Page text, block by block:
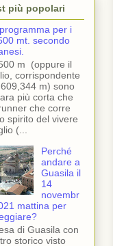
più popolari
per i
mt. secondo
m (oppure il
corrispondente
m) sono
più corta che
che corre
spirito del vivere
(...
Perché
andare a
Guasila il
14
novembr
mattina per
di Guasila con
storico visto